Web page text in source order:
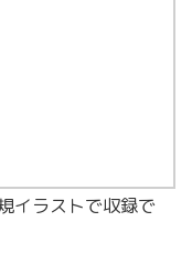
イラストで収録で